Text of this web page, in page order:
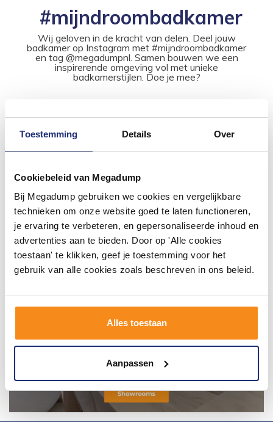
Toestemming Details Over
Cookiebeleid van Megadump
Bij Megadump gebruiken we cookies en vergelijkbare
technieken om onze website goed te laten functioneren,
je ervaring te verbeteren, en gepersonaliseerde inhoud en
advertenties aan te bieden. Door op 'Alle cookies
toestaan' te klikken, geef je toestemming voor het
gebruik van alle cookies zoals beschreven in ons beleid.
Alles toestaan
Aanpassen
#mijndroombadkamer
Wij geloven in de kracht van delen. Deel jouw
badkamer op Instagram met #mijndroombadkamer
en tag @megadumpnl. Samen bouwen we een
inspirerende omgeving vol met unieke
badkamerstijlen. Doe je mee?